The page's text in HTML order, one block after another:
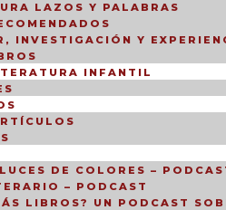
LAZOS Y PALABRAS
INVESTIGACIÓN Y
INFANTIL
DE COLORES –
– PODCAST
LIBROS? UN PODCAST